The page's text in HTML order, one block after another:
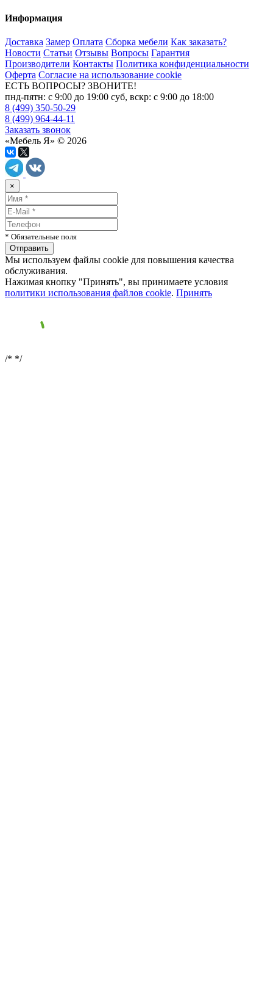
Информация
Доставка Замер Оплата Сборка мебели Как заказать?
Новости Статьи Отзывы Вопросы Гарантия
Производители Контакты Политика конфиденциальности
Оферта Согласие на использование cookie
ЕСТЬ ВОПРОСЫ? ЗВОНИТЕ!
пнд-пятн: с 9:00 до 19:00 суб, вскр: с 9:00 до 18:00
8 (499) 350-50-29
8 (499) 964-44-11
Заказать звонок
«Мебель Я» © 2026
×
* Обязательные поля
Мы используем файлы cookie для повышения качества
обслуживания.
Нажимая кнопку "Принять", вы принимаете условия
политики использования файлов cookie. Принять
/* */